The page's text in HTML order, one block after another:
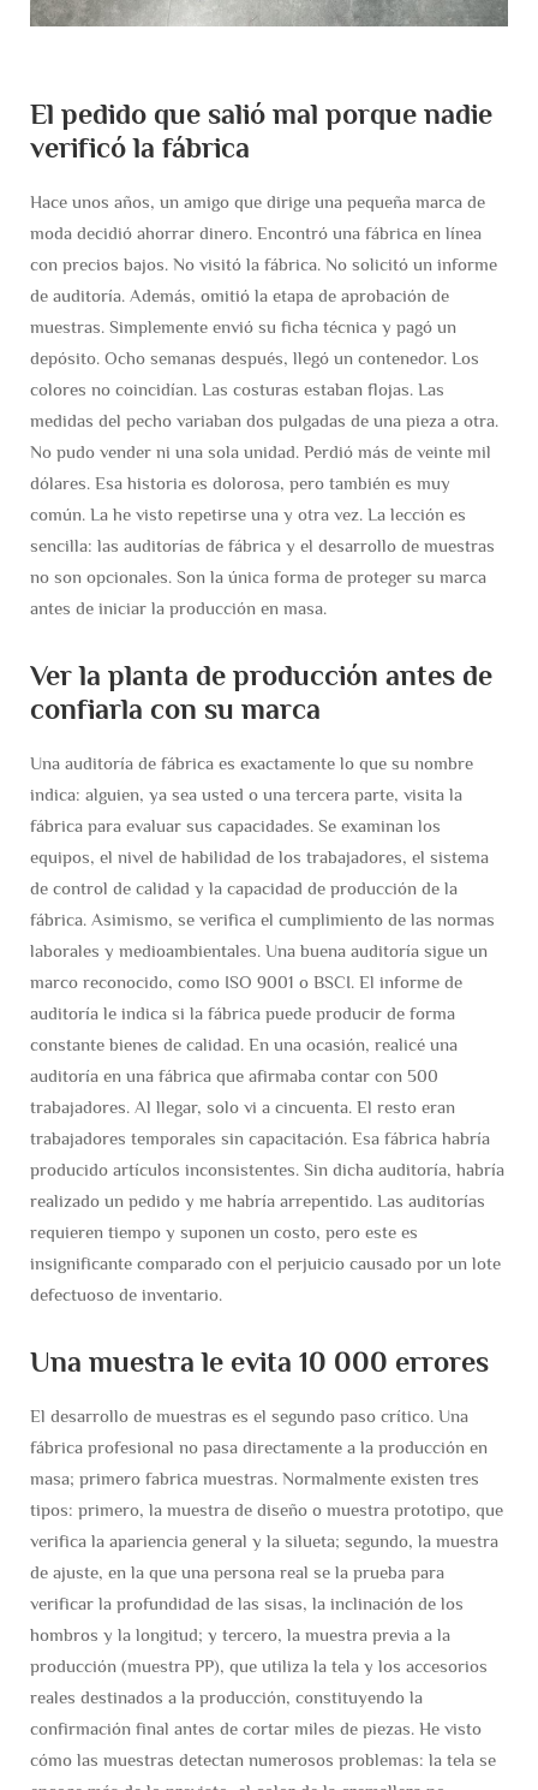
El pedido que salió mal porque nadie
verificó la fábrica
Hace unos años, un amigo que dirige una pequeña marca de
moda decidió ahorrar dinero. Encontró una fábrica en línea
con precios bajos. No visitó la fábrica. No solicitó un informe
de auditoría. Además, omitió la etapa de aprobación de
muestras. Simplemente envió su ficha técnica y pagó un
depósito. Ocho semanas después, llegó un contenedor. Los
colores no coincidían. Las costuras estaban flojas. Las
medidas del pecho variaban dos pulgadas de una pieza a otra.
No pudo vender ni una sola unidad. Perdió más de veinte mil
dólares. Esa historia es dolorosa, pero también es muy
común. La he visto repetirse una y otra vez. La lección es
sencilla: las auditorías de fábrica y el desarrollo de muestras
no son opcionales. Son la única forma de proteger su marca
antes de iniciar la producción en masa.
Ver la planta de producción antes de
confiarla con su marca
Una auditoría de fábrica es exactamente lo que su nombre
indica: alguien, ya sea usted o una tercera parte, visita la
fábrica para evaluar sus capacidades. Se examinan los
equipos, el nivel de habilidad de los trabajadores, el sistema
de control de calidad y la capacidad de producción de la
fábrica. Asimismo, se verifica el cumplimiento de las normas
laborales y medioambientales. Una buena auditoría sigue un
marco reconocido, como ISO 9001 o BSCI. El informe de
auditoría le indica si la fábrica puede producir de forma
constante bienes de calidad. En una ocasión, realicé una
auditoría en una fábrica que afirmaba contar con 500
trabajadores. Al llegar, solo vi a cincuenta. El resto eran
trabajadores temporales sin capacitación. Esa fábrica habría
producido artículos inconsistentes. Sin dicha auditoría, habría
realizado un pedido y me habría arrepentido. Las auditorías
requieren tiempo y suponen un costo, pero este es
insignificante comparado con el perjuicio causado por un lote
defectuoso de inventario.
Una muestra le evita 10 000 errores
El desarrollo de muestras es el segundo paso crítico. Una
fábrica profesional no pasa directamente a la producción en
masa; primero fabrica muestras. Normalmente existen tres
tipos: primero, la muestra de diseño o muestra prototipo, que
verifica la apariencia general y la silueta; segundo, la muestra
de ajuste, en la que una persona real se la prueba para
verificar la profundidad de las sisas, la inclinación de los
hombros y la longitud; y tercero, la muestra previa a la
producción (muestra PP), que utiliza la tela y los accesorios
reales destinados a la producción, constituyendo la
confirmación final antes de cortar miles de piezas. He visto
cómo las muestras detectan numerosos problemas: la tela se